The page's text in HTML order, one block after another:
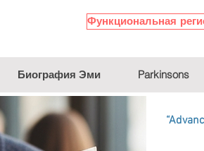
Функциональная
Биография Эми Parkinsons